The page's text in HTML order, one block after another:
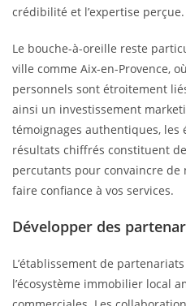
crédibilité et l’expertise perçue.
Le bouche-à-oreille reste
ville comme Aix-en-Provence,
personnels sont étroitement
ainsi un investissement
témoignages authentiques, les
résultats chiffrés constituent
percutants pour convaincre
faire confiance à vos services.
Développer des
L’établissement de
l’écosystème immobilier local